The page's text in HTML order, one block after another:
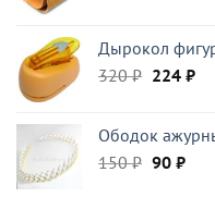
Дырокол
320₽
320 ₽.
224 ₽
Ободок
150₽ 90 ₽